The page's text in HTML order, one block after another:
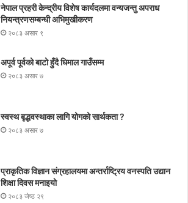
नेपाल प्रहरी केन्द्रीय विशेष कार्यदलमा वन्यजन्तु अपराध
नियन्त्रणसम्बन्धी अभिमुखीकरण
२०८३ असार ९
अपूर्व पूर्वको बाटो हुँदै धिमाल गाउँसम्म
२०८३ असार ७
स्वस्थ बृद्धवस्थाका लागि योगको सार्थकता ?
२०८३ असार ७
प्राकृतिक विज्ञान संग्रहालयमा अन्तर्राष्ट्रिय वनस्पति उद्यान
शिक्षा दिवस मनाइयाे
२०८३ जेष्ठ २९